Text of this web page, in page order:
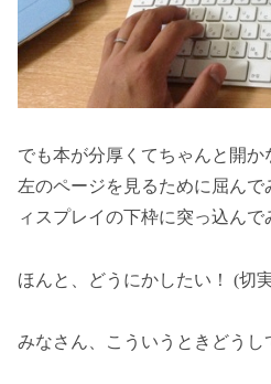
でも本が分厚くてちゃんと開
左のページを見るために屈ん
ィスプレイの下枠に突っ込んで
ほんと、どうにかしたい！ (切
みなさん、こういうときどうし